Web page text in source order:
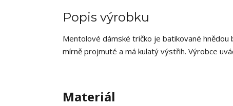
Popis výrobku
Mentolové dámské tričko je batikované
mírně projmuté a má kulatý výstřih. Výrobce
Materiál